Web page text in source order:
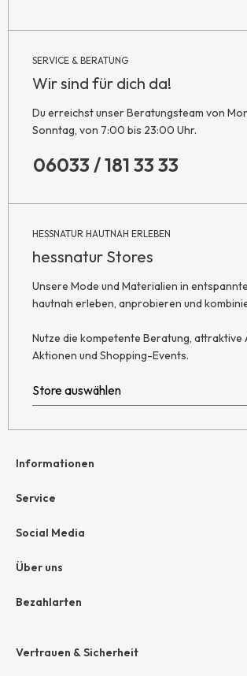
SERVICE & BERATUNG
Wir sind für dich da!
Du erreichst unser Beratungsteam von
Sonntag, von 7:00 bis 23:00 Uhr.
06033 / 181 33 33
HESSNATUR HAUTNAH ERLEBEN
hessnatur Stores
Unsere Mode und Materialien in
hautnah erleben, anprobieren und
Nutze die kompetente Beratung, attraktive
Aktionen und Shopping-Events.
Informationen
Hilfe & Kontakt
Retoure
AGB
Datenschutz
Grounding Page
Service
Geschenkgutscheine
Größentabelle
Social Media
Über uns
Unternehmen
Bezahlarten
Amazon Pay
Vertrauen & Sicherheit